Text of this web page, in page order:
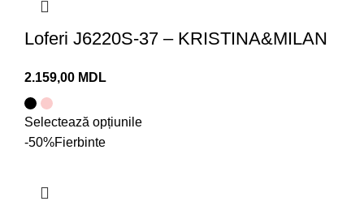
Loferi J6220S-37 – KRISTINA&MILAN
MDL
Selectează opțiunile
-50%Fierbinte